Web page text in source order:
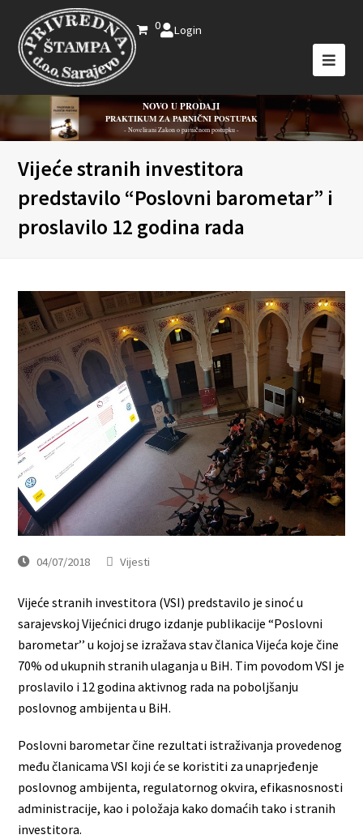
0 Login
NOVO U PRODAJI
PRAKTIKUM ZA PARNIČNI POSTUPAK
- Novelirani Zakon o parničnom postupku -
Vijeće stranih investitora
predstavilo “Poslovni barometar” i
proslavilo 12 godina rada
04/07/2018 Vijesti
Vijeće stranih investitora (VSI) predstavilo je sinoć u
sarajevskoj Vijećnici drugo izdanje publikacije “Poslovni
barometar’’ u kojoj se izražava stav članica Vijeća koje čine
70% od ukupnih stranih ulaganja u BiH. Tim povodom VSI je
proslavilo i 12 godina aktivnog rada na poboljšanju
poslovnog ambijenta u BiH.
Poslovni barometar čine rezultati istraživanja provedenog
među članicama VSI koji će se koristiti za unaprjeđenje
poslovnog ambijenta, regulatornog okvira, efikasnosnosti
administracije, kao i položaja kako domaćih tako i stranih
investitora.